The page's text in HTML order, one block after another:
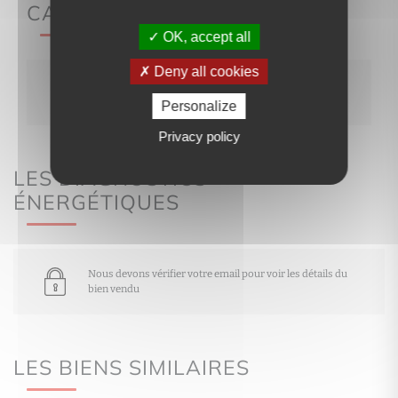
CARACTÉRISTIQUES
Nous devons vérifier votre email pour voir les
détails du bien vendu
LES DIAGNOSTICS
ÉNERGÉTIQUES
Nous devons vérifier votre email pour voir les détails du
bien vendu
LES BIENS SIMILAIRES
OK, accept all
Deny all cookies
Personalize
Privacy policy